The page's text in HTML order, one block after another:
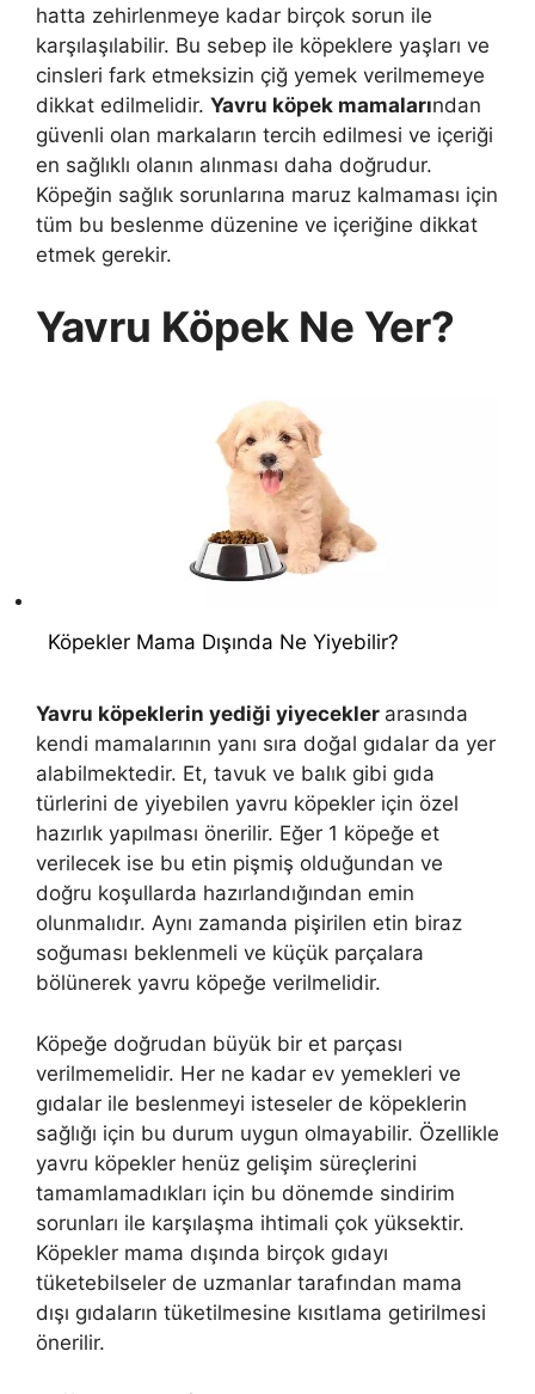
hatta zehirlenmeye kadar birçok sorun ile
karşılaşılabilir. Bu sebep ile köpeklere yaşları ve
cinsleri fark etmeksizin çiğ yemek verilmemeye
dikkat edilmelidir. Yavru köpek mamalarından
güvenli olan markaların tercih edilmesi ve içeriği
en sağlıklı olanın alınması daha doğrudur.
Köpeğin sağlık sorunlarına maruz kalmaması için
tüm bu beslenme düzenine ve içeriğine dikkat
etmek gerekir.
Yavru Köpek Ne Yer?
Köpekler Mama Dışında Ne Yiyebilir?
Yavru köpeklerin yediği yiyecekler arasında
kendi mamalarının yanı sıra doğal gıdalar da yer
alabilmektedir. Et, tavuk ve balık gibi gıda
türlerini de yiyebilen yavru köpekler için özel
hazırlık yapılması önerilir. Eğer 1 köpeğe et
verilecek ise bu etin pişmiş olduğundan ve
doğru koşullarda hazırlandığından emin
olunmalıdır. Aynı zamanda pişirilen etin biraz
soğuması beklenmeli ve küçük parçalara
bölünerek yavru köpeğe verilmelidir.
Köpeğe doğrudan büyük bir et parçası
verilmemelidir. Her ne kadar ev yemekleri ve
gıdalar ile beslenmeyi isteseler de köpeklerin
sağlığı için bu durum uygun olmayabilir. Özellikle
yavru köpekler henüz gelişim süreçlerini
tamamlamadıkları için bu dönemde sindirim
sorunları ile karşılaşma ihtimali çok yüksektir.
Köpekler mama dışında birçok gıdayı
tüketebilseler de uzmanlar tarafından mama
dışı gıdaların tüketilmesine kısıtlama getirilmesi
önerilir.